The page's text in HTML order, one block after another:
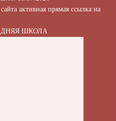
активная прямая ссылка на
ШКОЛА